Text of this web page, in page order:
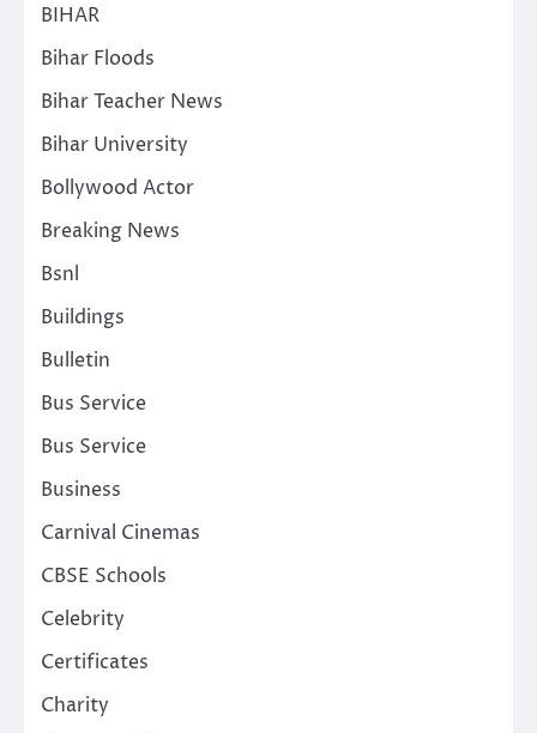
BIHAR
Bihar Floods
Bihar Teacher News
Bihar University
Bollywood Actor
Breaking News
Bsnl
Buildings
Bulletin
Bus Service
Bus Service
Business
Carnival Cinemas
CBSE Schools
Celebrity
Certificates
Charity